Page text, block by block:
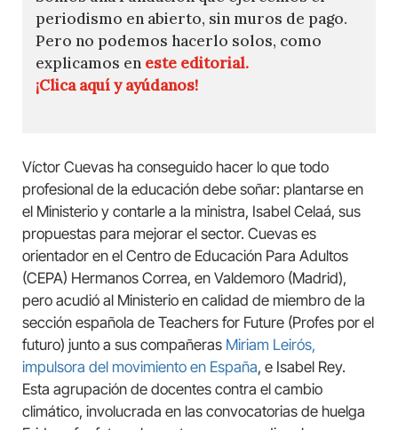
periodismo en abierto, sin muros de pago.
Pero no podemos hacerlo solos, como
explicamos en este editorial.
¡Clica aquí y ayúdanos!
Víctor Cuevas ha conseguido hacer lo que todo
profesional de la educación debe soñar: plantarse en
el Ministerio y contarle a la ministra, Isabel Celaá, sus
propuestas para mejorar el sector. Cuevas es
orientador en el Centro de Educación Para Adultos
(CEPA) Hermanos Correa, en Valdemoro (Madrid),
pero acudió al Ministerio en calidad de miembro de la
sección española de Teachers for Future (Profes por el
futuro) junto a sus compañeras Miriam Leirós,
impulsora del movimiento en España, e Isabel Rey.
Esta agrupación de docentes contra el cambio
climático, involucrada en las convocatorias de huelga